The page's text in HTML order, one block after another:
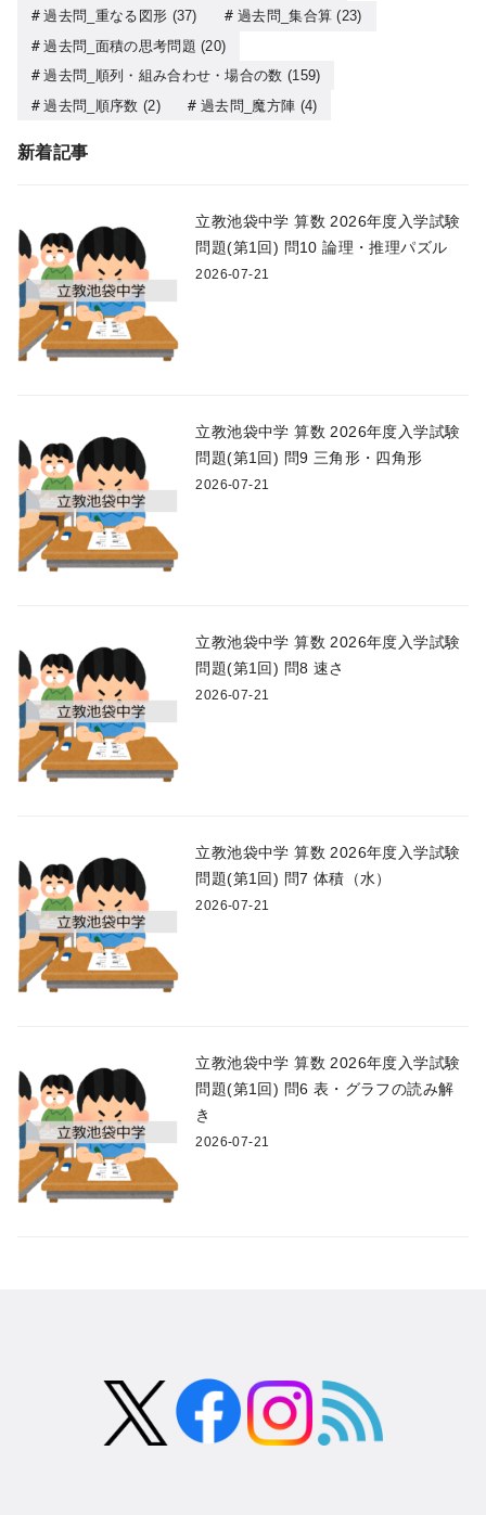
過去問_重なる図形 (37) 過去問_集合算 (23)
過去問_面積の思考問題 (20)
過去問_順列・組み合わせ・場合の数 (159)
過去問_順序数 (2) 過去問_魔方陣 (4)
新着記事
立教池袋中学 算数 2026年度入学試験
問題(第1回) 問10 論理・推理パズル
2026-07-21
立教池袋中学 算数 2026年度入学試験
問題(第1回) 問9 三角形・四角形
2026-07-21
立教池袋中学 算数 2026年度入学試験
問題(第1回) 問8 速さ
2026-07-21
立教池袋中学 算数 2026年度入学試験
問題(第1回) 問7 体積（水）
2026-07-21
立教池袋中学 算数 2026年度入学試験
問題(第1回) 問6 表・グラフの読み解
き
2026-07-21